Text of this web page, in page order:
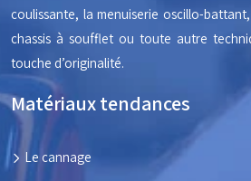
coulissante, la menuiserie oscillo-
chassis à soufflet ou toute autre
touche d’originalité.
Matériaux tendances
Le cannage